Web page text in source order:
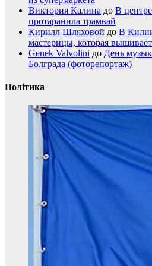
Виктория Калина до В
протаранила трамвай
Кирилл Шляховой до В
мастерицы, которая
Genek Valvolini до День
Болграда (фоторепортаж)
Політика